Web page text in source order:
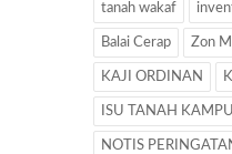
tanah wakaf
Balai Cerap Zon
KAJI ORDINAN
ISU TANAH
NOTIS